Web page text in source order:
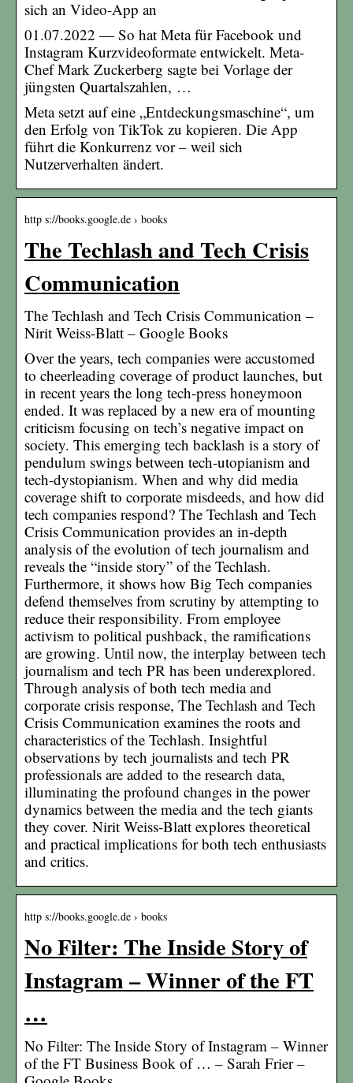
sich an Video-App an
01.07.2022 — So hat Meta für Facebook und
Instagram Kurzvideoformate entwickelt. Meta-
Chef Mark Zuckerberg sagte bei Vorlage der
jüngsten Quartalszahlen, …
Meta setzt auf eine „Entdeckungsmaschine“, um
den Erfolg von TikTok zu kopieren. Die App
führt die Konkurrenz vor – weil sich
Nutzerverhalten ändert.
http s://books.google.de › books
The Techlash and Tech Crisis
Communication
The Techlash and Tech Crisis Communication –
Nirit Weiss-Blatt – Google Books
Over the years, tech companies were accustomed
to cheerleading coverage of product launches, but
in recent years the long tech-press honeymoon
ended. It was replaced by a new era of mounting
criticism focusing on tech’s negative impact on
society. This emerging tech backlash is a story of
pendulum swings between tech-utopianism and
tech-dystopianism. When and why did media
coverage shift to corporate misdeeds, and how did
tech companies respond? The Techlash and Tech
Crisis Communication provides an in-depth
analysis of the evolution of tech journalism and
reveals the “inside story” of the Techlash.
Furthermore, it shows how Big Tech companies
defend themselves from scrutiny by attempting to
reduce their responsibility. From employee
activism to political pushback, the ramifications
are growing. Until now, the interplay between tech
journalism and tech PR has been underexplored.
Through analysis of both tech media and
corporate crisis response, The Techlash and Tech
Crisis Communication examines the roots and
characteristics of the Techlash. Insightful
observations by tech journalists and tech PR
professionals are added to the research data,
illuminating the profound changes in the power
dynamics between the media and the tech giants
they cover. Nirit Weiss-Blatt explores theoretical
and practical implications for both tech enthusiasts
and critics.
http s://books.google.de › books
No Filter: The Inside Story of
Instagram – Winner of the FT
…
No Filter: The Inside Story of Instagram – Winner
of the FT Business Book of … – Sarah Frier –